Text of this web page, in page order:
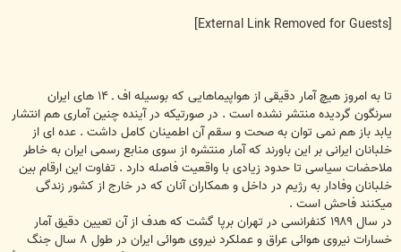
تا به امروز هيچ آمار دقيقی از هواپيماهايی که بوسيله اف ـ ۱۴ های ايران
سرنگون گرديده منتشر نشده است . در صورتيکه در آينده چنين آماری هم انتشار
يابد باز هم نمی توان به صحت و سقم آن اطمينان کامل داشت . عده ای از
خلبانان ايرانی بر اين باورند که آمار منتشره از سوی منابع رسمی ايران به خاطر
ملاحضات سياسی تا حدود زيادی با واقعيت فاصله دارد . تفاوت اين ارقام بين
خلبانان وفادار به رژيم در داخل و همکاران آنان که در خارج از کشور زندگی
ميکنند فاحش است .
در سال ۱۹۸۹ کنفرانسی در تهران برپا گشت که هدف از آن تعيين دقيق آمار
خسارات نيروی هوائی عراق و عملکرد نيروی هوائی ايران در طول ۸ سال جنگ